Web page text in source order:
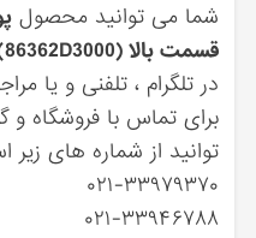
شما می توانید محصول
قسمت بالا (86362D3000) هیوندای
در تلگرام ، تلفنی و یا
برای تماس با فروشگاه و
توانید از شماره های زیر
۰۲۱-۳۳۹۷۹۳۷۰
۰۲۱-۳۳۹۴۶۷۸۸